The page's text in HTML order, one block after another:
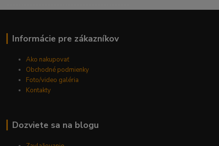
Informácie pre zákazníkov
Ako nakupovať
Obchodné podmienky
Foto/video galéria
Kontakty
Dozviete sa na blogu